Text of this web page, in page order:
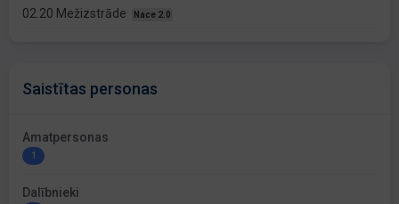
02.20 Mežizstrāde Nace 2.0
Saistītas personas
Amatpersonas
1
Dalībnieki